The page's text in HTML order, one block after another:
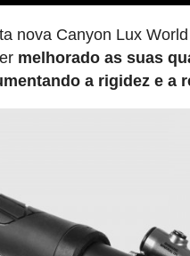
nova Canyon Lux
melhorado as suas
a rigidez e a